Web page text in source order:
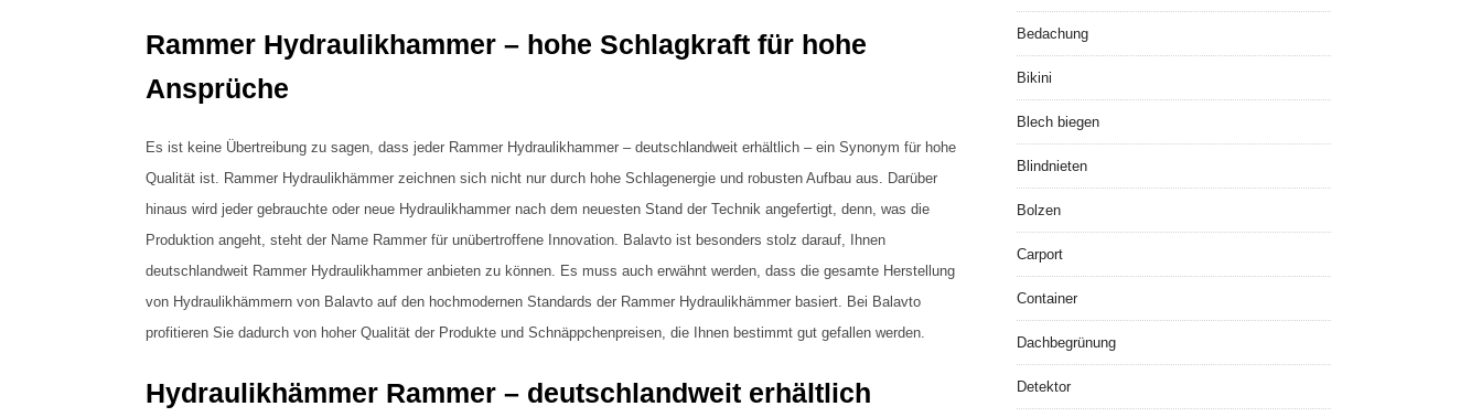
Rammer Hydraulikhammer – hohe Schlagkraft für hohe
Ansprüche
Es ist keine Übertreibung zu sagen, dass jeder Rammer Hydraulikhammer – deutschlandweit erhältlich – ein Synonym für hohe
Qualität ist. Rammer Hydraulikhämmer zeichnen sich nicht nur durch hohe Schlagenergie und robusten Aufbau aus. Darüber
hinaus wird jeder gebrauchte oder neue Hydraulikhammer nach dem neuesten Stand der Technik angefertigt, denn, was die
Produktion angeht, steht der Name Rammer für unübertroffene Innovation. Balavto ist besonders stolz darauf, Ihnen
deutschlandweit Rammer Hydraulikhammer anbieten zu können. Es muss auch erwähnt werden, dass die gesamte Herstellung
von Hydraulikhämmern von Balavto auf den hochmodernen Standards der Rammer Hydraulikhämmer basiert. Bei Balavto
profitieren Sie dadurch von hoher Qualität der Produkte und Schnäppchenpreisen, die Ihnen bestimmt gut gefallen werden.
Hydraulikhämmer Rammer – deutschlandweit erhältlich
Bedachung
Bikini
Blech biegen
Blindnieten
Bolzen
Carport
Container
Dachbegrünung
Detektor